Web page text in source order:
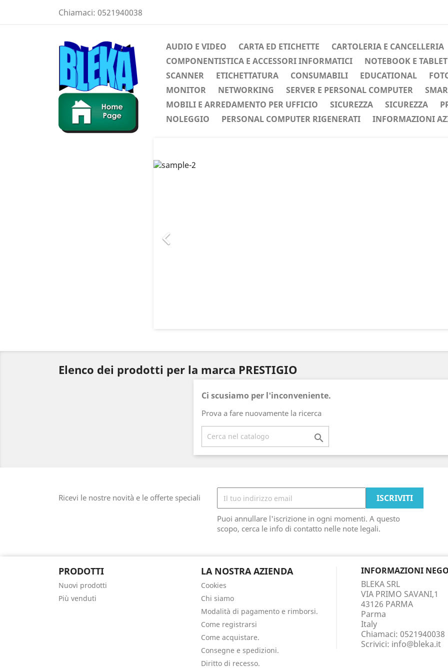
Chiamaci: 0521940038
AUDIO E VIDEO CARTA ED ETICHETTE
CARTOLERIA E CANCELLERIA
COMPONENTISTICA E ACCESSORI INFORMATICI
NOTEBOOK E TABLET
SCANNER
ETICHETTATURA CONSUMABILI EDUCATIONAL
MONITOR
NETWORKING SERVER E PERSONAL COMPUTER
MOBILI E ARREDAMENTO PER UFFICIO
SICUREZZA SICUREZZA
NOLEGGIO
PERSONAL COMPUTER RIGENERATI INFORMAZIONI

Elenco dei prodotti per la marca PRESTIGIO
Ci scusiamo per l'inconveniente.
Prova a fare nuovamente la ricerca

Ricevi le nostre novità e le offerte speciali
Puoi annullare l'iscrizione in ogni momenti. A questo
scopo, cerca le info di contatto nelle note legali.
PRODOTTI
Nuovi prodotti
Più venduti
LA NOSTRA AZIENDA
Cookies
Chi siamo
Modalità di pagamento e rimborsi.
Come registrarsi
Come acquistare.
Consegne e spedizioni.
Diritto di recesso.
INFORMAZIONI
BLEKA SRL
VIA PRIMO SAVANI,1
43126 PARMA
Parma
Italy
Chiamaci: 0521940038
Scrivici: info@bleka.it